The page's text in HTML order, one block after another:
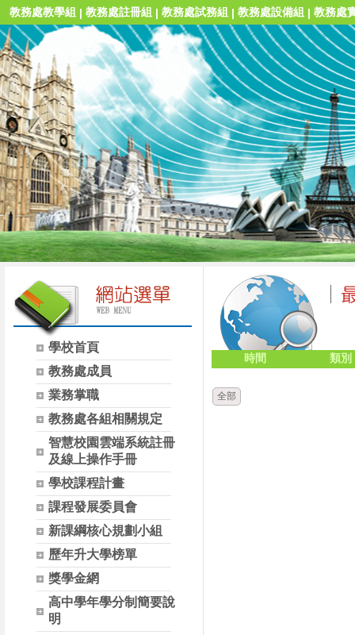
教務處教學組 | 教務處註冊組 | 教務處試務組 | 教務處設備組 | 教務處
學校首頁
教務處成員
業務掌職
教務處各組相關規定
智慧校園雲端系統註冊
及線上操作手冊
學校課程計畫
課程發展委員會
新課綱核心規劃小組
歷年升大學榜單
獎學金網
高中學年學分制簡要說
明
時間 類別
全部